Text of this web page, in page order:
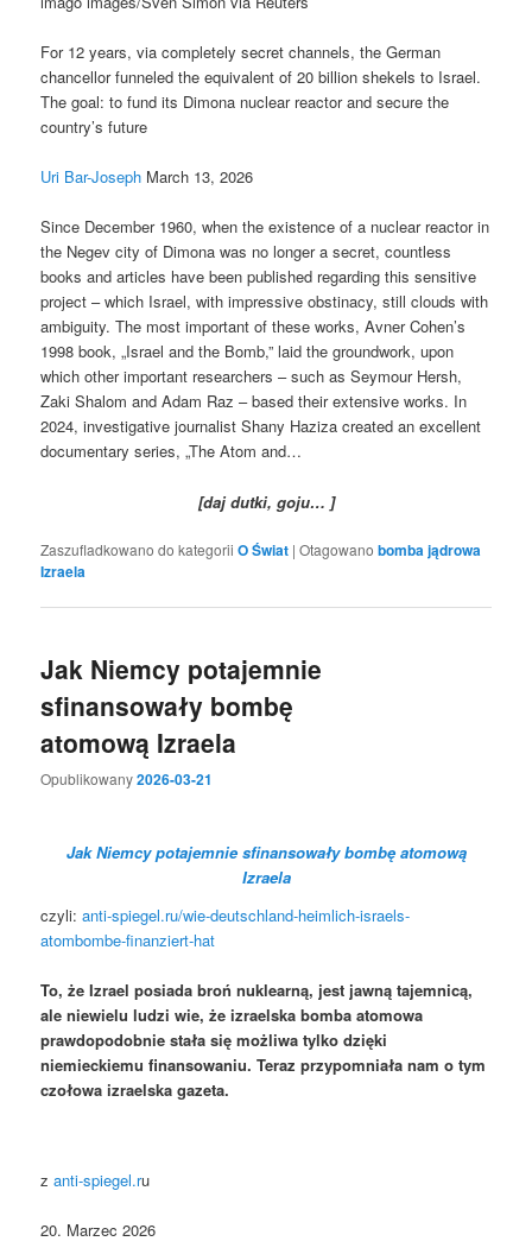
For 12 years, via completely secret channels, the German
chancellor funneled the equivalent of 20 billion shekels to Israel.
The goal: to fund its Dimona nuclear reactor and secure the
country’s future
Uri Bar-Joseph March 13, 2026
Since December 1960, when the existence of a nuclear reactor in
the Negev city of Dimona was no longer a secret, countless
books and articles have been published regarding this sensitive
project – which Israel, with impressive obstinacy, still clouds with
ambiguity. The most important of these works, Avner Cohen’s
1998 book, „Israel and the Bomb,” laid the groundwork, upon
which other important researchers – such as Seymour Hersh,
Zaki Shalom and Adam Raz – based their extensive works. In
2024, investigative journalist Shany Haziza created an excellent
documentary series, „The Atom and…
[daj dutki, goju… ]
Zaszufladkowano do kategorii O Świat |Otagowano bomba jądrowa
Izraela
Jak Niemcy potajemnie
sfinansowały bombę
atomową Izraela
Opublikowany2026-03-21
Jak Niemcy potajemnie sfinansowały bombę atomową
Izraela
czyli:anti-spiegel.ru/wie-deutschland-heimlich-israels-
atombombe-finanziert-hat
To, że Izrael posiada broń nuklearną, jest jawną tajemnicą,
ale niewielu ludzi wie, że izraelska bomba atomowa
prawdopodobnie stała się możliwa tylko dzięki
niemieckiemu finansowaniu. Teraz przypomniała nam o tym
czołowa izraelska gazeta.
zanti-spiegel.ru
20. Marzec 2026